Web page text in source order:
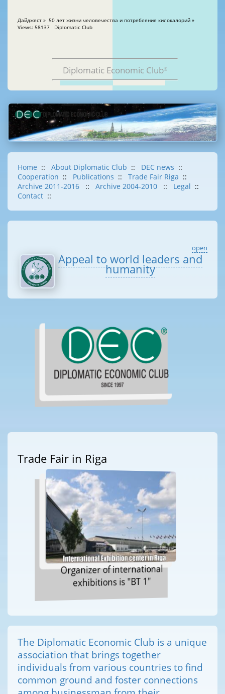
Дайджест » 50 лет жизни человечества и потребление килокалорий »
Views: 58137 Diplomatic Club
Diplomatic Economic Club®
Home :: About Diplomatic Club :: DEC news ::
Cooperation :: Publications :: Trade Fair Riga ::
Archive 2011-2016
:: Archive 2004-2010 :: Legal ::
Contact ::
open
Appeal to world leaders and
humanity
Trade Fair in Riga
Organizer of international
exhibitions is "BT 1"
The Diplomatic Economic Club is a unique
association that brings together
individuals from various countries to find
common ground and foster connections